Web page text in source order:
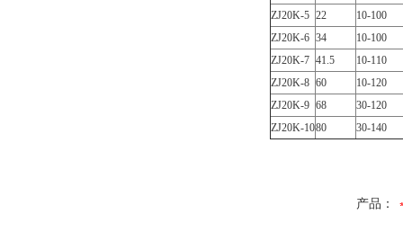
ZJ20K-5 22
10-100
ZJ20K-6 34
10-100
ZJ20K-7 41.5
10-110
ZJ20K-8 60
10-120
ZJ20K-9 68
30-120
ZJ20K-1080 30-140
产品：